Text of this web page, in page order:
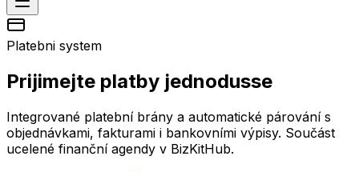
Platebni system
Prijimejte platby jednodusse
Integrované platební brány a automatické párování s
objednávkami, fakturami i bankovními výpisy. Součást
ucelené finanční agendy v BizKitHub.